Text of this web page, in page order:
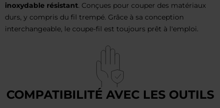
inoxydable résistant. Conçues pour couper des matériaux
durs, y compris du fil trempé. Grâce à sa conception
interchangeable, le coupe-fil est toujours prêt à l'emploi.
COMPATIBILITÉ AVEC LES OUTILS